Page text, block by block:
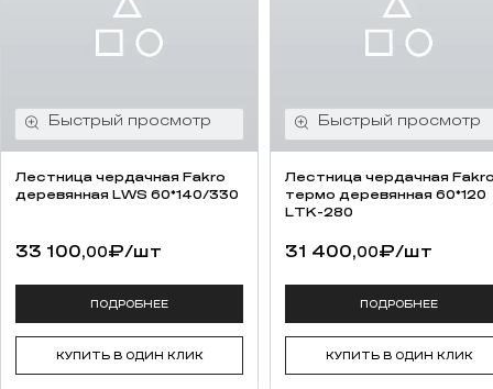
Лестница чердачная Fakro
деревянная LWS 60*140/330
33 100,00₽/шт
ПОДРОБНЕЕ
КУПИТЬ В ОДИН КЛИК
Лестница чердачная
термо деревянная 60*120
LTK-280
31 400,00₽/шт
ПОДРОБНЕЕ
КУПИТЬ В ОДИН КЛИК